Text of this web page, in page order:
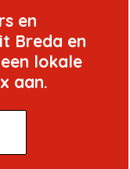
en
Breda en
lokale
aan.